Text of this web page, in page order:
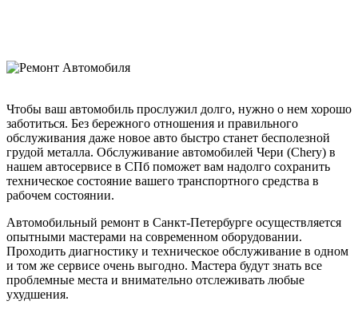
Чтобы ваш автомобиль прослужил долго, нужно о нем хорошо
заботиться. Без бережного отношения и правильного
обслуживания даже новое авто быстро станет бесполезной
грудой металла. Обслуживание автомобилей Чери (Chery) в
нашем автосервисе в СПб поможет вам надолго сохранить
техническое состояние вашего транспортного средства в
рабочем состоянии.
Автомобильный ремонт в Санкт-Петербурге осуществляется
опытными мастерами на современном оборудовании.
Проходить диагностику и техническое обслуживание в одном
и том же сервисе очень выгодно. Мастера будут знать все
проблемные места и внимательно отслеживать любые
ухудшения.